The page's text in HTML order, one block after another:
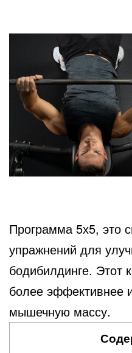
Программа 5х5, это
упражнений для
бодибилдинге. Этот
более эффективнее
мышечную массу.